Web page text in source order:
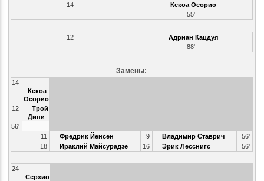
14
Кекоа Осорио
55'
12
Адриан Кацдуя
88'
Замены:
14
Кекоа
Осорио
12
Трой
Дини
56'
11
Фредрик Йенсен 9 Владимир Ставрич
56'
18
Ираклий Майсурадзе 16 Эрик Лесснигс 56'
24
Серхио